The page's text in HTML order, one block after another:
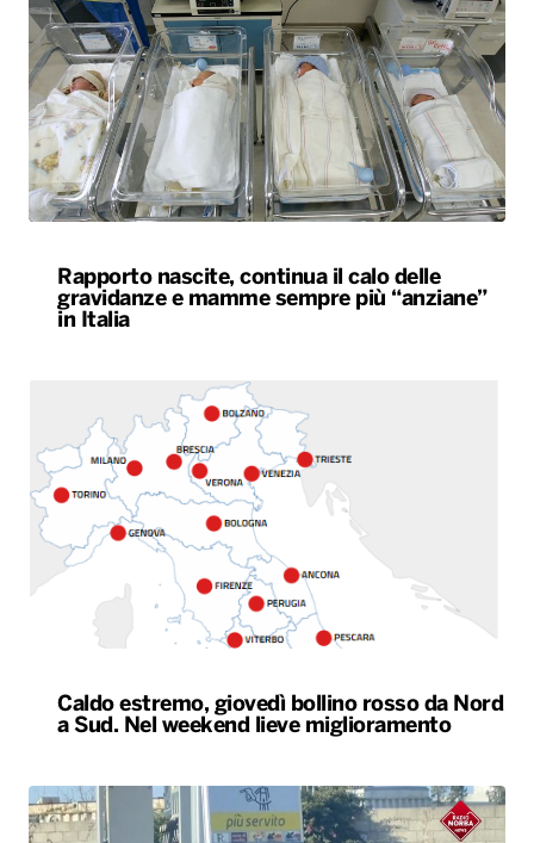
Rapporto nascite, continua il calo delle
gravidanze e mamme sempre più “anziane”
in Italia
Caldo estremo, giovedì bollino rosso da Nord
a Sud. Nel weekend lieve miglioramento